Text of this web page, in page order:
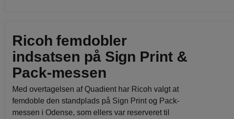
Ricoh femdobler
indsatsen på Sign Print &
Pack-messen
Med overtagelsen af Quadient har Ricoh valgt at
femdoble den standplads på Sign Print og Pack-
messen i Odense, som ellers var reserveret til